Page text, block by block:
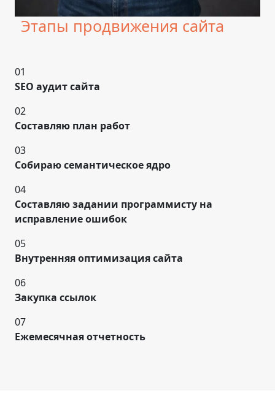
Этапы продвижения сайта
01
SEO аудит сайта
02
Составляю план работ
03
Собираю семантическое ядро
04
Составляю задании программисту на
исправление ошибок
05
Внутренняя оптимизация сайта
06
Закупка ссылок
07
Ежемесячная отчетность